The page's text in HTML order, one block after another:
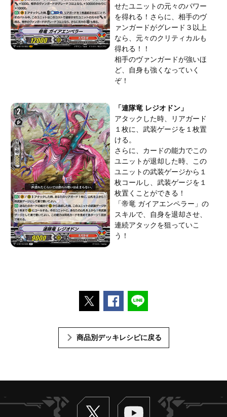
せたユニットの元々のパワー
を得れる！さらに、相手のヴ
ァンガードがグレード３以上
なら、元々のクリティカルも
得れる！！
相手のヴァンガードが強いほ
ど、自身も強くなっていく
ぞ！
「連隊竜 レジオドン」
アタックした時、リアガード
１枚に、武装ゲージを１枚置
ける。
さらに、カードの能力でこの
ユニットが退却した時、この
ユニットの武装ゲージから１
枚コールし、武装ゲージを１
枚置くことができる！
「帝竜 ガイアエンペラー」の
スキルで、自身を退却させ、
連続アタックを狙っていこ
う！
ポストするFacebookでシェアする
商品別デッキレシピに戻る
Twitter ヴァンガードch